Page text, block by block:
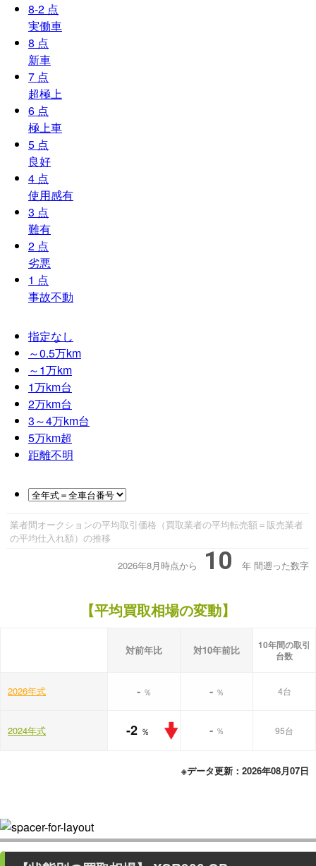
8-2 点
実働車
8 点
新車
7 点
超極上
6 点
極上車
5 点
良好
4 点
使用感有
3 点
難有
2 点
劣悪
1 点
事故不動
指定なし
～0.5万km
～1万km
1万km台
2万km台
3～4万km台
5万km超
距離不明
業者間オークションの平均取引価格（買取業者の平均転売額＝販売業者
の平均仕入れ額）の推移
2026年8月時点から 10 年 間遡った数字
【平均買取相場の変動】
対前年比 対10年前比
10年間の取引
台数
2026年式 - ％ - ％ 4台
2024年式 -2 ％ - ％ 95台
※データ更新：2026年08月07日